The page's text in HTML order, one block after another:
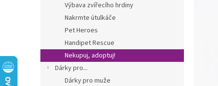
n
e
Výbava zvířecího hrdiny
Nakrmte útulkáče
Pet Heroes
Handipet Rescue
Nekupuj, adoptuj!
Dárky pro...
Dárky pro muže